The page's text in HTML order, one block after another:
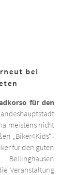
bei
für den
meistens nicht
„Biker4Kids“-
für den guten
Veranstaltung